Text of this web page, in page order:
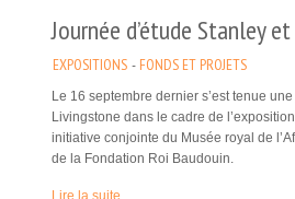
Journée d’étude Stanley
EXPOSITIONS FONDS ET PROJETS
Le 16 septembre dernier s’est tenue
Livingstone dans le cadre de
initiative conjointe du Musée royal de
de la Fondation Roi Baudouin.
Lire la suite